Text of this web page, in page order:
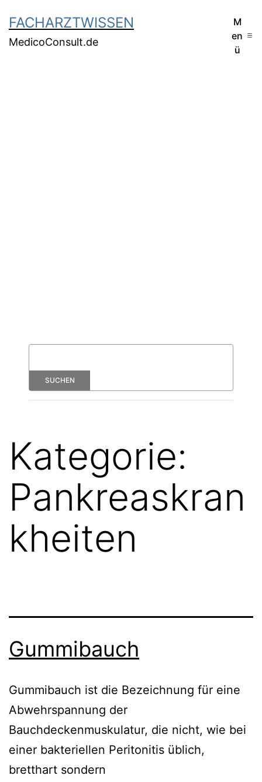
FACHARZTWISSEN
MedicoConsult.de
M
en
ü
Kategorie:
Pankreaskran
kheiten
Gummibauch
Gummibauch ist die Bezeichnung für eine
Abwehrspannung der
Bauchdeckenmuskulatur, die nicht, wie bei
einer bakteriellen Peritonitis üblich,
bretthart sondern